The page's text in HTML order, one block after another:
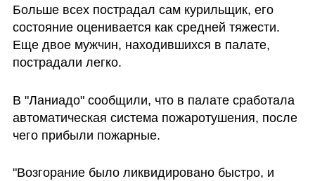
Больше всех пострадал сам курильщик, его
состояние оценивается как средней тяжести.
Еще двое мужчин, находившихся в палате,
пострадали легко.
В "Ланиадо" сообщили, что в палате сработала
автоматическая система пожаротушения, после
чего прибыли пожарные.
"Возгорание было ликвидировано быстро, и